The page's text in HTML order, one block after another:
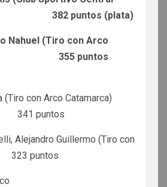
382 puntos (plata)
Nahuel (Tiro con Arco
355 puntos
(Tiro con Arco Catamarca)
Alejandro Guillermo (Tiro con
323 puntos